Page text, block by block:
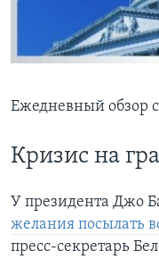
Learning English
Языки
Ежедневный обзор
Кризис на
У президента Джо
желания посылать
пресс-секретарь